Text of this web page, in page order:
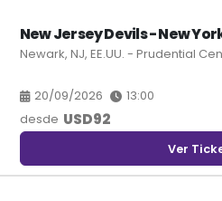
New Jersey Devils - New
Newark, NJ, EE.UU. - Prudential
20/09/2026
13:00
desde USD92
Ver